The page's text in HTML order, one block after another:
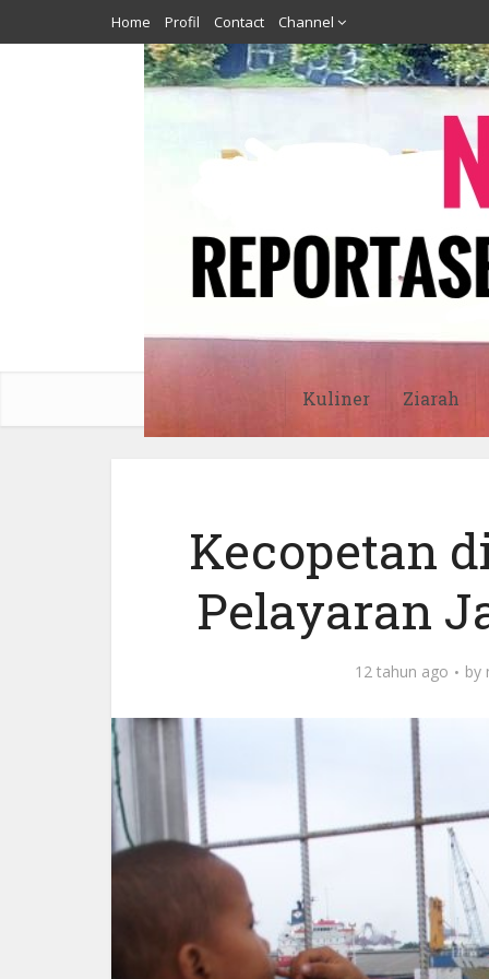
Home Profil Contact Channel
Kuliner Ziarah
Kecopetan
Pelayaran
12 tahun ago by